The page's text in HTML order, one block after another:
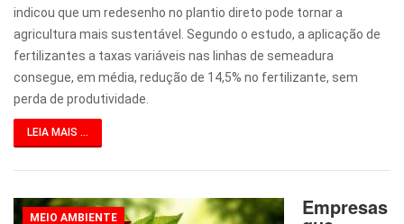
indicou que um redesenho no plantio direto pode tornar a
agricultura mais sustentável. Segundo o estudo, a aplicação de
fertilizantes a taxas variáveis nas linhas de semeadura
consegue, em média, redução de 14,5% no fertilizante, sem
perda de produtividade.
LEIA MAIS ...
MEIO AMBIENTE Empresas